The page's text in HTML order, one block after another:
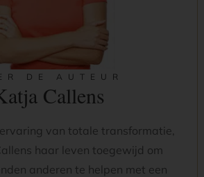
DE AUTEUR
Callens
van totale transformatie,
haar leven toegewijd om
anderen te helpen met een